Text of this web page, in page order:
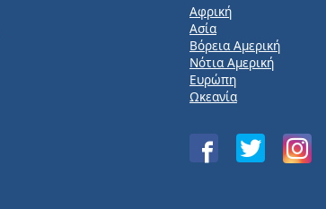
Αφρική
Ασία
Βόρεια Αμερική
Νότια Αμερική
Ευρώπη
Ωκεανία